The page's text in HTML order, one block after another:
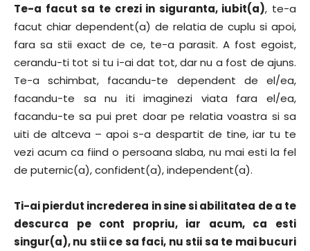
Te-a facut sa te crezi in siguranta, iubit(a), te-a
facut chiar dependent(a) de relatia de cuplu si apoi,
fara sa stii exact de ce, te-a parasit. A fost egoist,
cerandu-ti tot si tu i-ai dat tot, dar nu a fost de ajuns.
Te-a schimbat, facandu-te dependent de el/ea,
facandu-te sa nu iti imaginezi viata fara el/ea,
facandu-te sa pui pret doar pe relatia voastra si sa
uiti de altceva – apoi s-a despartit de tine, iar tu te
vezi acum ca fiind o persoana slaba, nu mai esti la fel
de puternic(a), confident(a), independent(a).
Ti-ai pierdut increderea in sine si abilitatea de a te
descurca pe cont propriu, iar acum, ca esti
singur(a), nu stii ce sa faci, nu stii sa te mai bucuri